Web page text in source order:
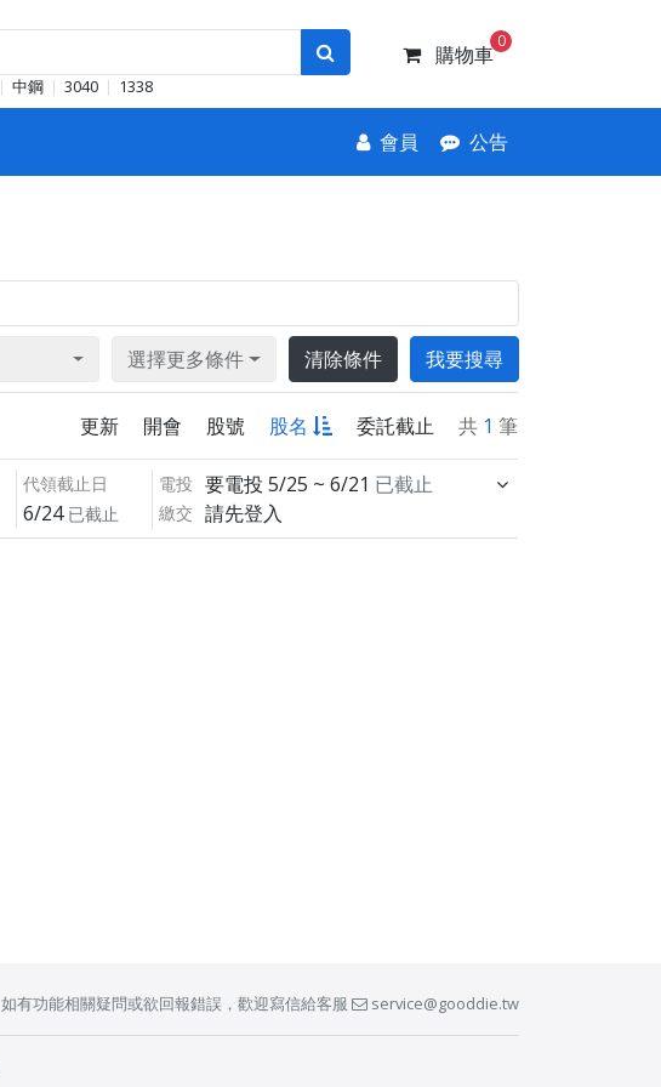
中鋼 3040 1338
購物車
0
會員 公告
選擇更多條件 清除條件 我要搜尋
更新 開會 股號 股名 委託截止 共 1 筆
代領截止日
6/24 已截止
電投 要電投 5/25 ~ 6/21 已截止
繳交 請先登入
如有功能相關疑問或欲回報錯誤，歡迎寫信給客服 service@gooddie.tw